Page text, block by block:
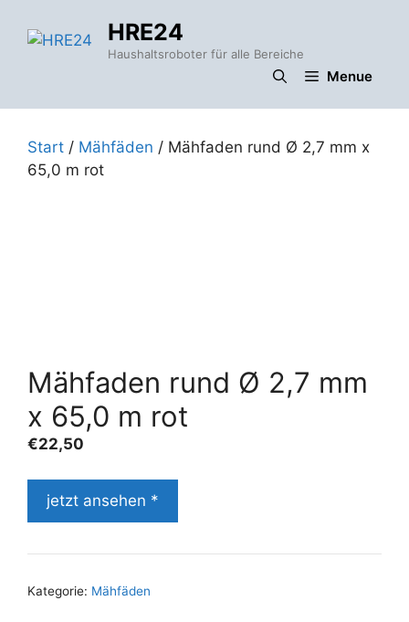
Inhalt
HRE24
Haushaltsroboter für alle Bereiche
Menue
Start / Mähfäden / Mähfaden rund Ø 2,7 mm x
65,0 m rot
Mähfaden rund Ø 2,7 mm
x 65,0 m rot
€22,50
jetzt ansehen *
Kategorie: Mähfäden